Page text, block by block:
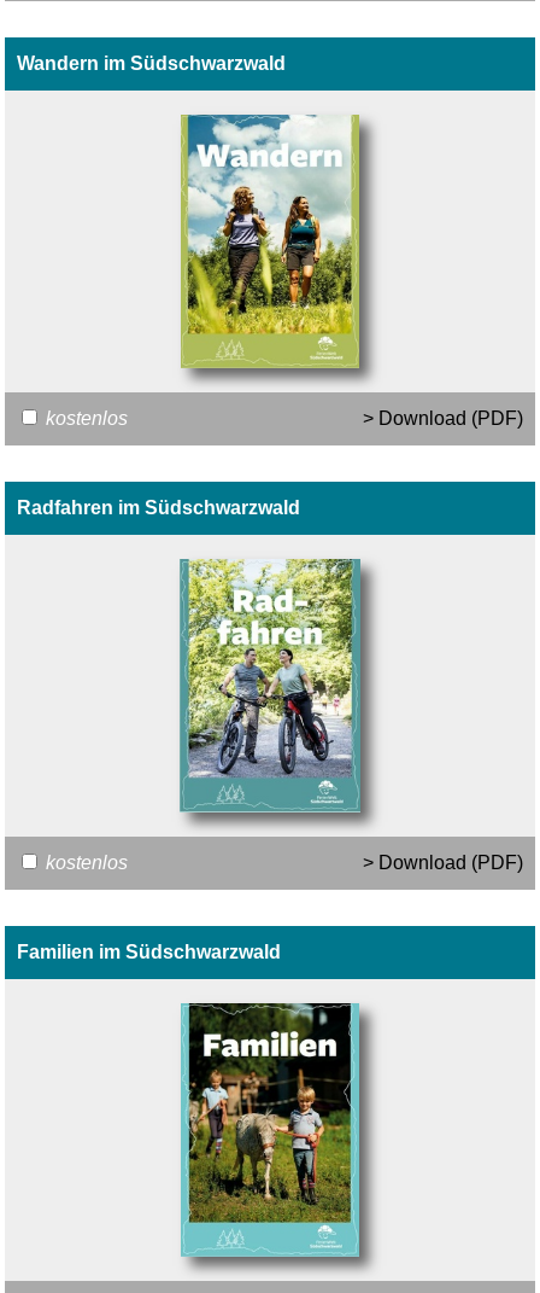
Wandern im Südschwarzwald
kostenlos > Download (PDF)
Radfahren im Südschwarzwald
kostenlos > Download (PDF)
Familien im Südschwarzwald